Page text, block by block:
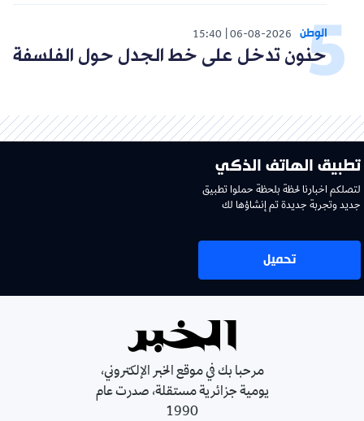
الوطن 06-08-2026
15:40
حنون تدخل على خط الجدل حول الفلسفة
تطبيق الهاتف الذكي
لتصلكم اخبارنا لحظة بلحظة حملوا تطبيق
جديد وتجربة جديدة تم إنشاؤها لك
تحميل
مرحبا بك في موقع الخبر الإلكتروني،
يومية جزائرية مستقلة، صدرت عام
1990